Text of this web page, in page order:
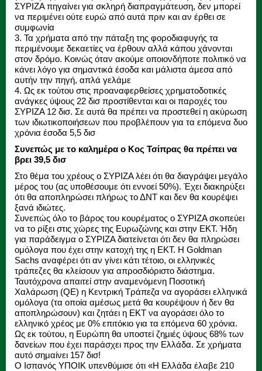
ΣΥΡΙΖΑ πηγαίνει για σκληρή διαπραγμάτευση, δεν μπορεί
να περιμένει ούτε ευρώ από αυτά πριν και αν έρθει σε
συμφωνία
3. Τα χρήματα από την πάταξη της φοροδιαφυγής τα
περιμένουμε δεκαετίες να έρθουν αλλά κάπου χάνονται
στον δρόμο. Κοινώς όταν ακούμε οποιονδήποτε πολιτικό να
κάνει λόγο για σημαντικά έσοδα και μάλιστα άμεσα από
αυτήν την πηγή, απλά γελάμε
4. Ως εκ τούτου στις προαναφερθείσες χρηματοδοτικές
ανάγκες ύψους 22 δισ προστίθενται και οι παροχές του
ΣΥΡΙΖΑ 12 δισ. Σε αυτά θα πρέπει να προστεθεί η ακύρωση
των ιδιωτικοποιήσεων που προβλέπουν για τα επόμενα δυο
χρόνια έσοδα 5,5 δισ
Συνεπώς με το καλημέρα ο Κος Τσίπρας θα πρέπει να
βρει 39,5 δισ
Στο θέμα του χρέους ο ΣΥΡΙΖΑ λέει ότι θα διαγράψει μεγάλο
μέρος του (ας υποθέσουμε ότι εννοεί 50%). Έχει διακηρύξει
ότι θα αποπληρώσει πλήρως το ΔΝΤ και δεν θα κουρέψει
ξανά ιδιώτες.
Συνεπώς όλο το βάρος του κουρέματος ο ΣΥΡΙΖΑ σκοπεύει
να το ρίξει στις χώρες της Ευρωζώνης και στην ΕΚΤ. Ήδη
για παράδειγμα ο ΣΥΡΙΖΑ διατείνεται ότι δεν θα πληρώσει
ομόλογα που έχει στην κατοχή της η ΕΚΤ. H Goldman
Sachs αναφέρει ότι αν γίνει κάτι τέτοιο, οι ελληνικές
τράπεζες θα κλείσουν για απροσδιόριστο διάστημα.
Ταυτόχρονα απαιτεί στην αναμενόμενη Ποσοτική
Χαλάρωση (QE) η Κεντρική Τράπεζα να αγοράσει ελληνικά
ομόλογα (τα οποία αμέσως μετά θα κουρέψουν ή δεν θα
αποπληρώσουν) και ζητάει η ΕΚΤ να αγοράσει όλο το
ελληνικό χρέος με 0% επιτόκιο για τα επόμενα 60 χρόνια.
Ως εκ τούτου, η Ευρώπη θα υποστεί ζημιές ύψους 68% των
δανείων που έχει παράσχει προς την Ελλάδα. Σε χρήματα
αυτό σημαίνει 157 δισ!
Ο Ισπανός ΥΠΟΙΚ υπενθύμισε ότι «Η Ελλάδα έλαβε 210